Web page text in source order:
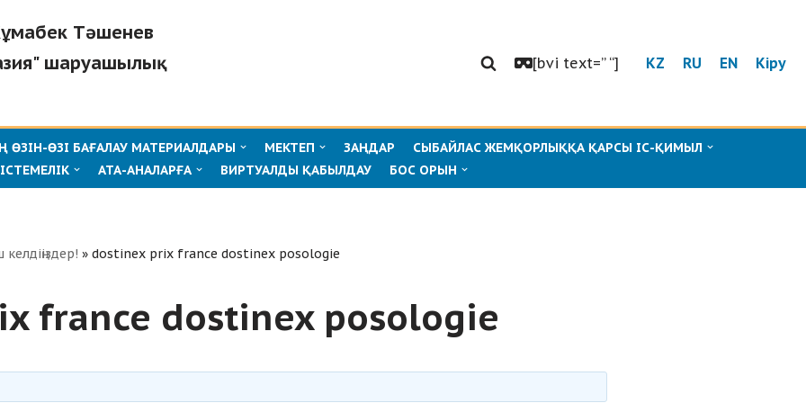
Тәшенев
шаруашылық
[bvi text=” “] KZ RU EN Кіру
ӨЗІ БАҒАЛАУ МАТЕРИАЛДАРЫ МЕКТЕП ЗАҢДАР
СЫБАЙЛАС ЖЕМҚОРЛЫҚҚА ҚАРСЫ ІС-ҚИМЫЛ
АТА-АНАЛАРҒА ВИРТУАЛДЫ ҚАБЫЛДАУ БОС ОРЫН
келдіңіздер! » dostinex prix france dostinex posologie
france dostinex posologie